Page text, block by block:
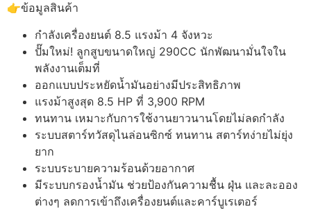
👉ข้อมูลสินค้า
กำลังเครื่องยนต์ 8.5 แรงม้า 4 จังหวะ
ปั๊มใหม่! ลูกสูบขนาดใหญ่ 290CC นักพัฒนามั่นใจใน
พลังงานเต็มที่
ออกแบบประหยัดน้ำมันอย่างมีประสิทธิภาพ
แรงม้าสูงสุด 8.5 HP ที่ 3,900 RPM
ทนทาน เหมาะกับการใช้งานยาวนานโดยไม่ลดกำลัง
ระบบสตาร์ทวัสดุไนล่อนซิกซ์ ทนทาน สตาร์ทง่ายไม่ยุ่ง
ยาก
ระบบระบายความร้อนด้วยอากาศ
มีระบบกรองน้ำมัน ช่วยป้องกันความชื้น ฝุ่น และละออง
ต่างๆ ลดการเข้าถึงเครื่องยนต์และคาร์บูเรเตอร์